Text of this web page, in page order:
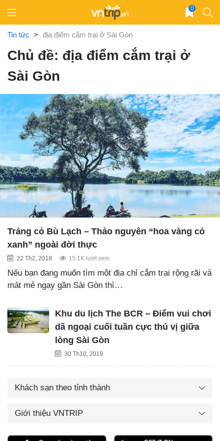
content
0
Tin tức > địa điểm cắm trại ở Sài Gòn
Chủ đề: địa điểm cắm trại ở
Sài Gòn
Trảng cỏ Bù Lạch – Thảo nguyên “hoa vàng cỏ
xanh” ngoài đời thực
22 Th2, 2018 15.1K lượt xem
Nếu bạn đang muốn tìm một địa chỉ cắm trại rộng rãi và
mát mẻ ngay gần Sài Gòn thì…
Khu du lịch The BCR – Điểm vui chơi
dã ngoại cuối tuần cực thú vị giữa
lòng Sài Gòn
30 Th10, 2019
Khách sạn theo tỉnh thành
Giới thiệu VNTRIP